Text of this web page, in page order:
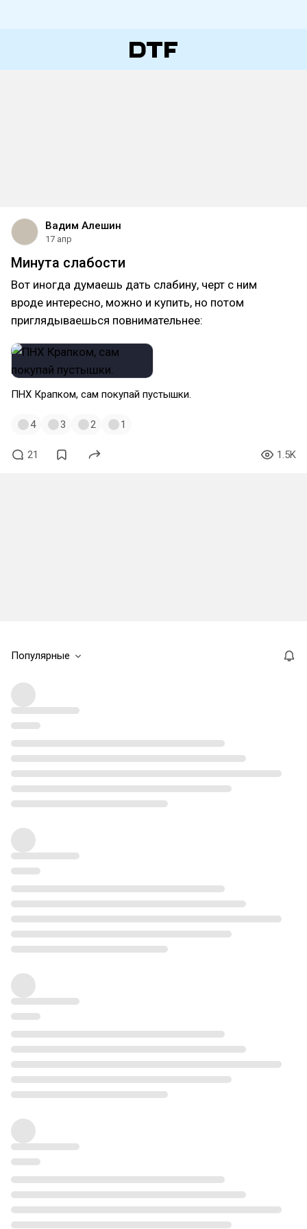
Вадим Алешин
17 апр
Минута слабости
Вот иногда думаешь дать слабину, черт с ним
вроде интересно, можно и купить, но потом
приглядываешься повнимательнее:
ПНХ Крапком, сам покупай пустышки.
4 3 2 1
21 1.5K
Популярные